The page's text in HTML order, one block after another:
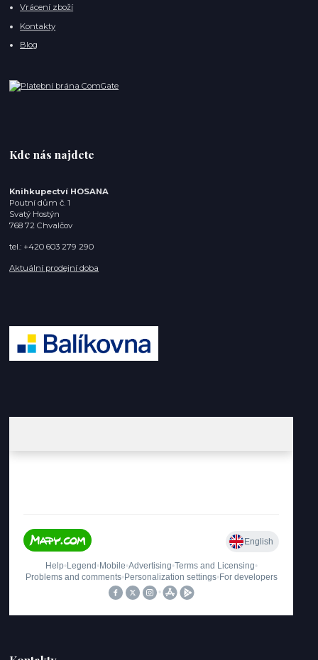
Vrácení zboží
Kontakty
Blog
Kde nás najdete
Knihkupectví HOSANA
Poutní dům č. 1
Svatý Hostýn
768 72 Chvalčov
tel.: +420 603 279 290
Aktuální prodejní doba